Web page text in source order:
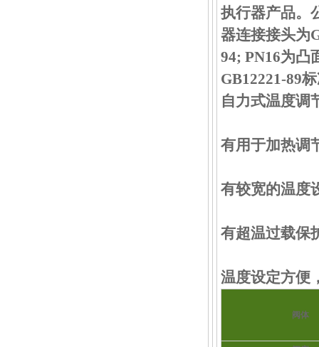
执行器产品。
器连接接头为
94; PN16为凸
GB12221-89
自力式温度调
有用于加热调
有较宽的温度
有超温过载保
温度设定方便
阀体